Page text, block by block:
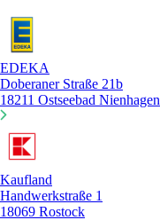
EDEKA
Doberaner Straße 21b
18211 Ostseebad Nienhagen
Kaufland
Handwerkstraße 1
18069 Rostock